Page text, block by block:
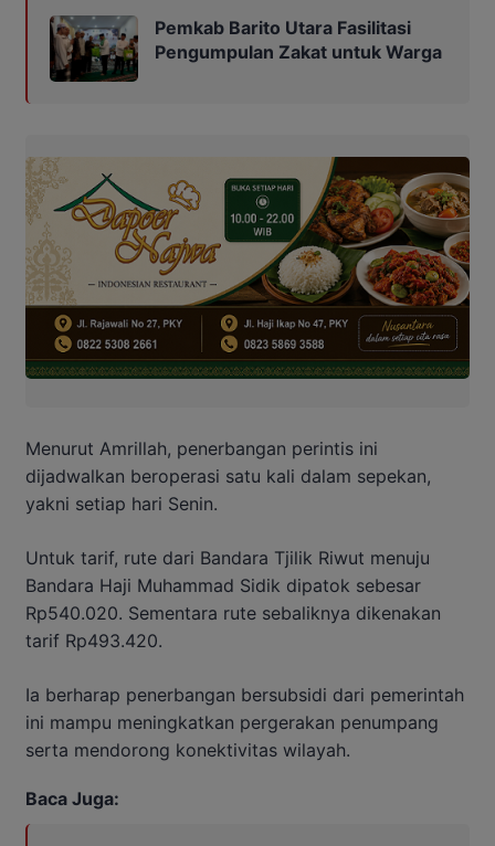
Pemkab Barito Utara Fasilitasi
Pengumpulan Zakat untuk Warga
Menurut Amrillah, penerbangan perintis ini
dijadwalkan beroperasi satu kali dalam sepekan,
yakni setiap hari Senin.
Untuk tarif, rute dari Bandara Tjilik Riwut menuju
Bandara Haji Muhammad Sidik dipatok sebesar
Rp540.020. Sementara rute sebaliknya dikenakan
tarif Rp493.420.
Ia berharap penerbangan bersubsidi dari pemerintah
ini mampu meningkatkan pergerakan penumpang
serta mendorong konektivitas wilayah.
Baca Juga: